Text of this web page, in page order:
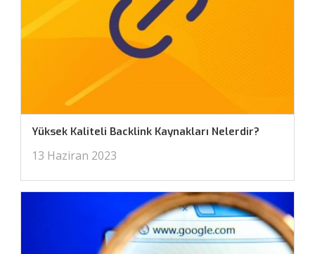
Yüksek Kaliteli Backlink Kaynakları Nelerdir?
13 Haziran 2023